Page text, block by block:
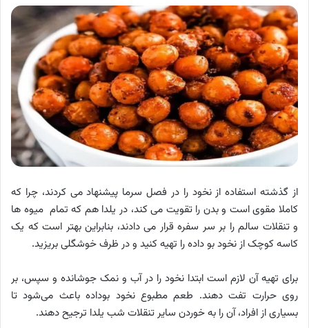
از گذشته استفاده از نخود را در فصل سرما پیشنهاد می کردند، چرا که
کاملا مقوی است و بدن را تقویت می کند، در یلدا هم که تمام میوه ها
و تنقلات سالم را بر سر سفره قرار می دادند، بنابراین بهتر است که یک
کاسه کوچک از نخود بو داده را تهیه کنید و در ظرف خوشگلی بریزید.
برای تهیه آن لازم است ابتدا نخود را در آب و نمک جوشانده و سپس، بر
روی حرارت تفت دهند. طعم مطبوع نخود بوداده باعث می‌شود تا
بسیاری از افراد، آن را به خوردن سایر تنقلات شب یلدا ترجیح دهند.